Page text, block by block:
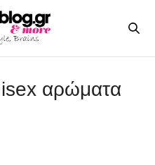
αρώματα